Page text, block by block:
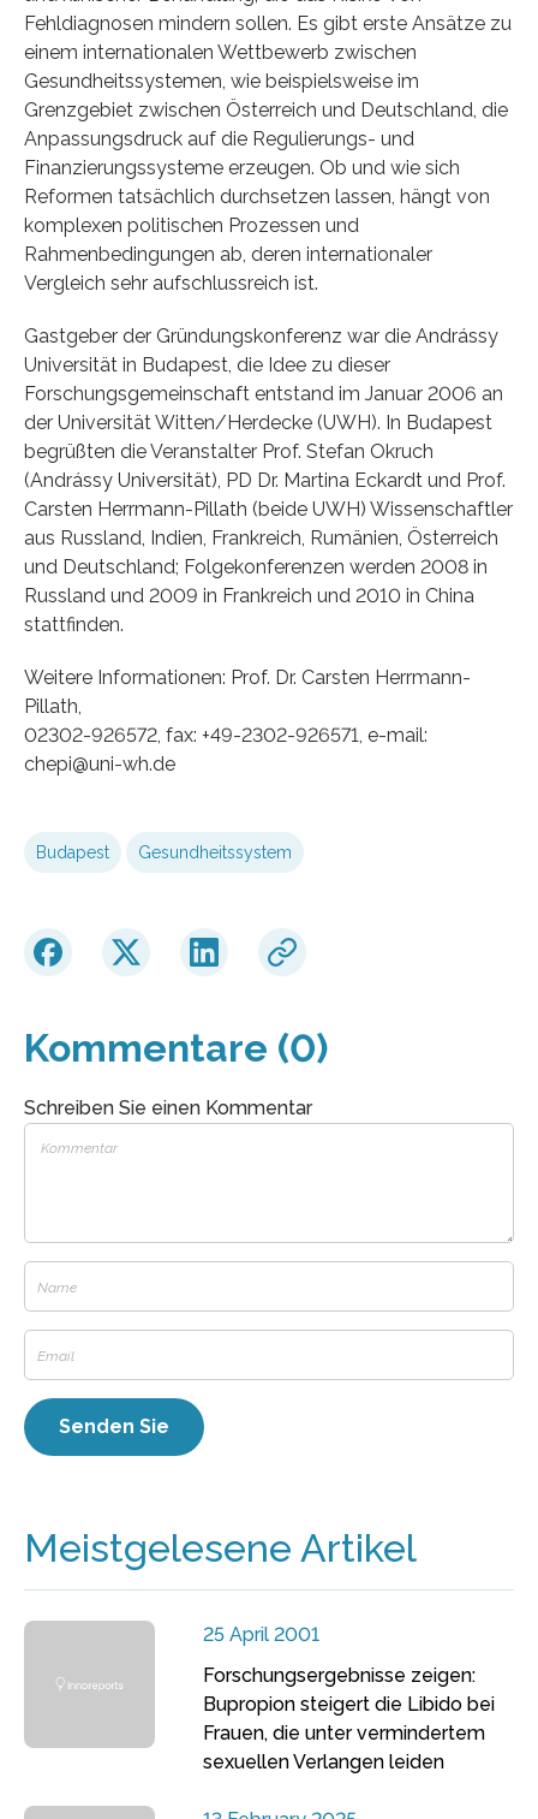
Fehldiagnosen mindern sollen. Es gibt erste Ansätze zu
einem internationalen Wettbewerb zwischen
Gesundheitssystemen, wie beispielsweise im
Grenzgebiet zwischen Österreich und Deutschland, die
Anpassungsdruck auf die Regulierungs- und
Finanzierungssysteme erzeugen. Ob und wie sich
Reformen tatsächlich durchsetzen lassen, hängt von
komplexen politischen Prozessen und
Rahmenbedingungen ab, deren internationaler
Vergleich sehr aufschlussreich ist.
Gastgeber der Gründungskonferenz war die Andrássy
Universität in Budapest, die Idee zu dieser
Forschungsgemeinschaft entstand im Januar 2006 an
der Universität Witten/Herdecke (UWH). In Budapest
begrüßten die Veranstalter Prof. Stefan Okruch
(Andrássy Universität), PD Dr. Martina Eckardt und Prof.
Carsten Herrmann-Pillath (beide UWH) Wissenschaftler
aus Russland, Indien, Frankreich, Rumänien, Österreich
und Deutschland; Folgekonferenzen werden 2008 in
Russland und 2009 in Frankreich und 2010 in China
stattfinden.
Weitere Informationen: Prof. Dr. Carsten Herrmann-
Pillath,
02302-926572, fax: +49-2302-926571, e-mail:
chepi@uni-wh.de
Budapest Gesundheitssystem
Kommentare (0)
Schreiben Sie einen Kommentar
Meistgelesene Artikel
25 April 2001
Forschungsergebnisse zeigen:
Bupropion steigert die Libido bei
Frauen, die unter vermindertem
sexuellen Verlangen leiden